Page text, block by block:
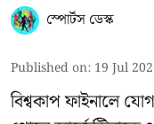
স্পোর্টস ডেস্ক
Published on: 19 Jul
বিশ্বকাপ ফাইনালে